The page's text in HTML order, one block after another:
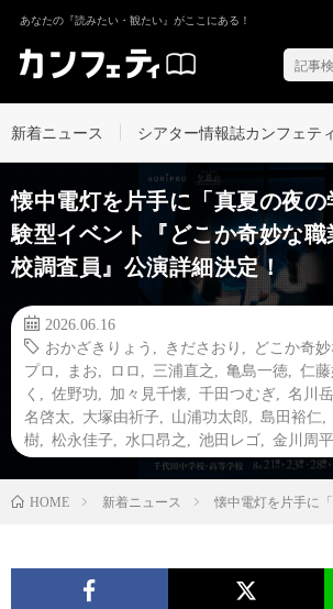
あなたの『読みたい・観たい』がここにある！
新着ニュース シアター情報誌カンフェティ
懐中電灯を片手に「真夏の夜
験型イベント『どこか奇妙な
校調査員』公演詳細決定！
2026.06.16
おかざきりょう
きださおり どこか奇
プロ
まお ロロ 三浦直之 亀島一徳 仁
く
佐野功 加々見千懐 千田つむぎ 名川
名啓太
大塚由祈子 山浦功太郎 島田裕仁
樹
松永佳子 水口昂之 池田レゴ 金川周平
HOME 新着ニュース 懐中電灯を片手に